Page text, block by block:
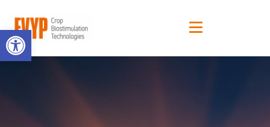
Ανοίξτε τη γραμμή εργαλείων